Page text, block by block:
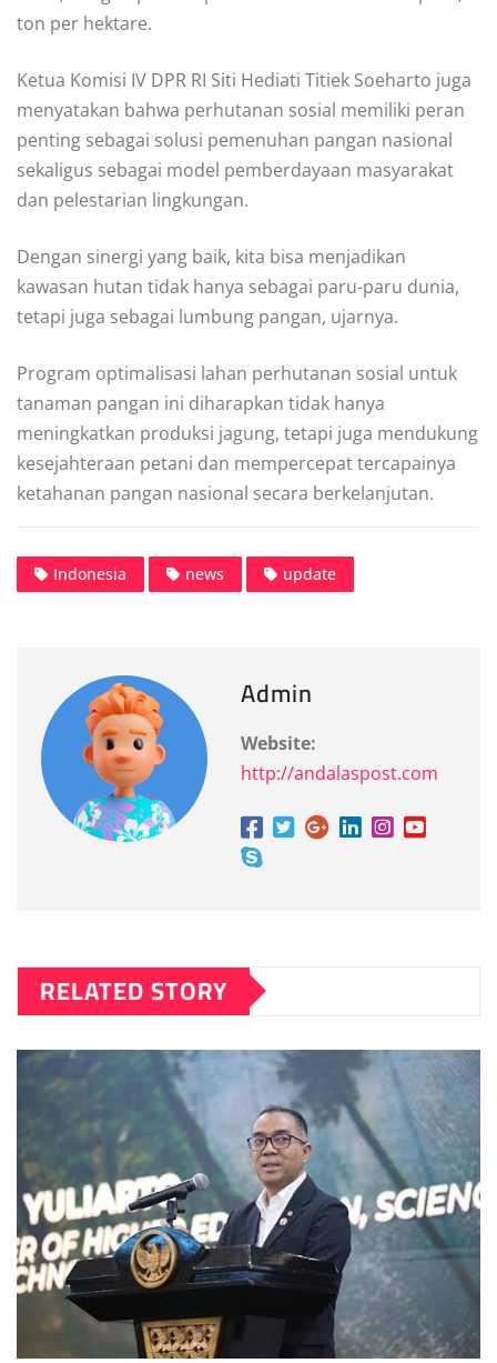
ton per hektare.
Ketua Komisi IV DPR RI Siti Hediati Titiek Soeharto juga
menyatakan bahwa perhutanan sosial memiliki peran
penting sebagai solusi pemenuhan pangan nasional
sekaligus sebagai model pemberdayaan masyarakat
dan pelestarian lingkungan.
Dengan sinergi yang baik, kita bisa menjadikan
kawasan hutan tidak hanya sebagai paru-paru dunia,
tetapi juga sebagai lumbung pangan, ujarnya.
Program optimalisasi lahan perhutanan sosial untuk
tanaman pangan ini diharapkan tidak hanya
meningkatkan produksi jagung, tetapi juga mendukung
kesejahteraan petani dan mempercepat tercapainya
ketahanan pangan nasional secara berkelanjutan.
Indonesia news update
Admin
Website:
http://andalaspost.com
RELATED STORY